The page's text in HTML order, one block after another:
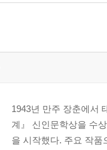
1943년 만주 장춘에서
계』 신인문학상을 수
을 시작했다. 주요 작품